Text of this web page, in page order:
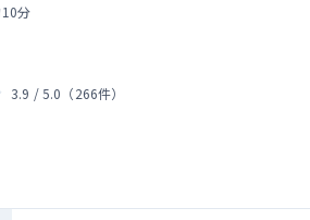
分
3.9 / 5.0 （266件）